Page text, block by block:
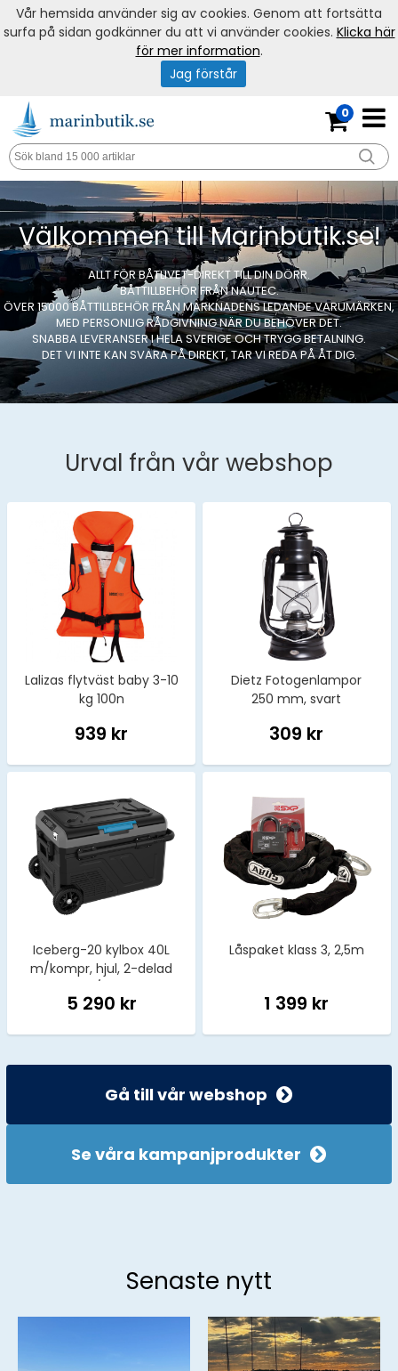
0
Välkommen till Marinbutik.se!
ALLT FÖR BÅTLIVET-DIREKT TILL DIN DÖRR.
BÅTTILLBEHÖR FRÅN NAUTEC.
ÖVER 15000 BÅTTILLBEHÖR FRÅN MARKNADENS LEDANDE VARUMÄRKEN,
MED PERSONLIG RÅDGIVNING NÄR DU BEHÖVER DET.
SNABBA LEVERANSER I HELA SVERIGE OCH TRYGG BETALNING.
DET VI INTE KAN SVARA PÅ DIREKT, TAR VI REDA PÅ ÅT DIG.
Urval från vår webshop
Lalizas flytväst baby 3-10
kg 100n
939 kr
Dietz Fotogenlampor
250 mm, svart
309 kr
Iceberg-20 kylbox 40L
m/kompr, hjul, 2-delad
5 290 kr
Låspaket klass 3, 2,5m
1 399 kr
Gå till vår webshop
Se våra kampanjprodukter
Senaste nytt
Vår hemsida använder sig av cookies. Genom att fortsätta
surfa på sidan godkänner du att vi använder cookies. Klicka här
för mer information.
Jag förstår